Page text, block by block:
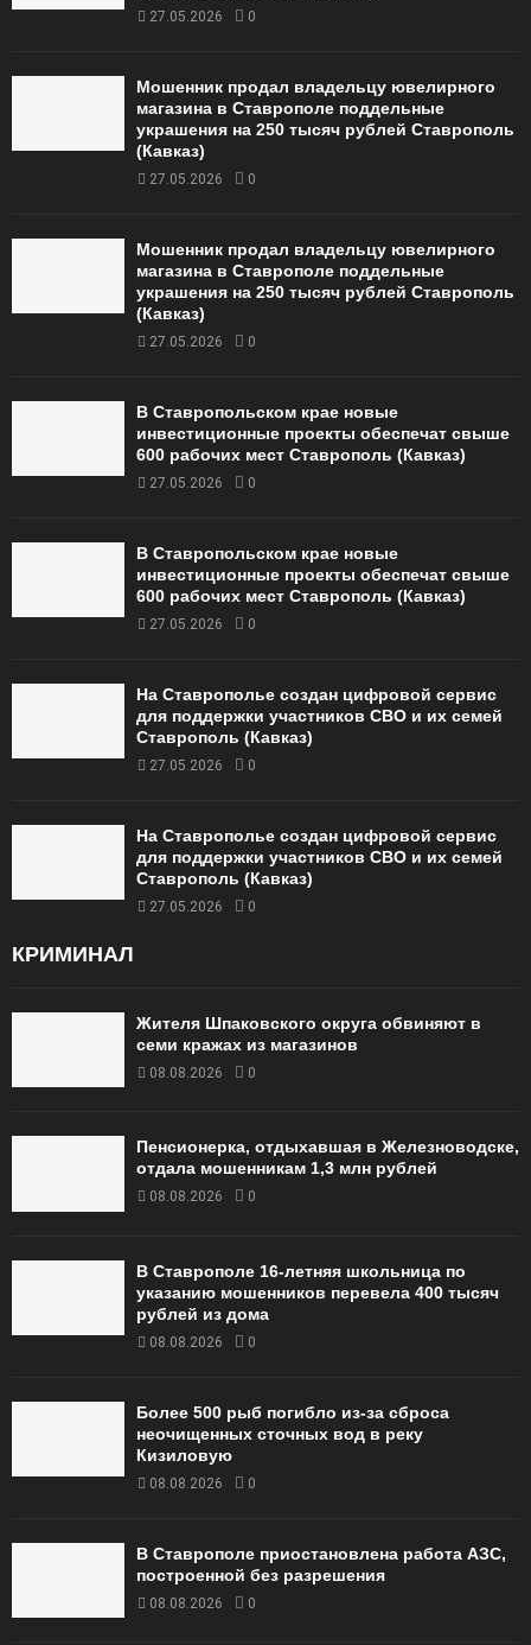
27.05.2026 0
Мошенник продал владельцу ювелирного
магазина в Ставрополе поддельные
украшения на 250 тысяч рублей Ставрополь
(Кавказ)
27.05.2026 0
Мошенник продал владельцу ювелирного
магазина в Ставрополе поддельные
украшения на 250 тысяч рублей Ставрополь
(Кавказ)
27.05.2026 0
В Ставропольском крае новые
инвестиционные проекты обеспечат свыше
600 рабочих мест Ставрополь (Кавказ)
27.05.2026 0
В Ставропольском крае новые
инвестиционные проекты обеспечат свыше
600 рабочих мест Ставрополь (Кавказ)
27.05.2026 0
На Ставрополье создан цифровой сервис
для поддержки участников СВО и их семей
Ставрополь (Кавказ)
27.05.2026 0
На Ставрополье создан цифровой сервис
для поддержки участников СВО и их семей
Ставрополь (Кавказ)
27.05.2026 0
КРИМИНАЛ
Жителя Шпаковского округа обвиняют в
семи кражах из магазинов
08.08.2026 0
Пенсионерка, отдыхавшая в Железноводске,
отдала мошенникам 1,3 млн рублей
08.08.2026 0
В Ставрополе 16-летняя школьница по
указанию мошенников перевела 400 тысяч
рублей из дома
08.08.2026 0
Более 500 рыб погибло из-за сброса
неочищенных сточных вод в реку
Кизиловую
08.08.2026 0
В Ставрополе приостановлена работа АЗС,
построенной без разрешения
08.08.2026 0